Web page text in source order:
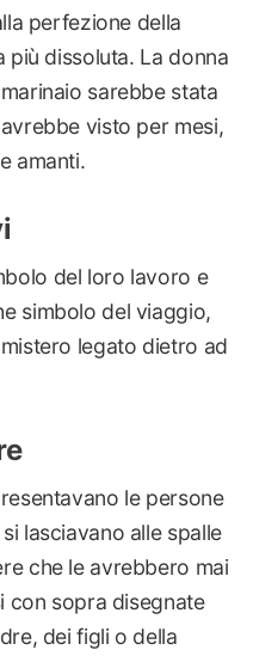
perfezione della
più dissoluta. La donna
sarebbe stata
visto per mesi,
amanti.
del loro lavoro e
simbolo del viaggio,
legato dietro ad
le persone
lasciavano alle spalle
che le avrebbero mai
con sopra disegnate
dei figli o della